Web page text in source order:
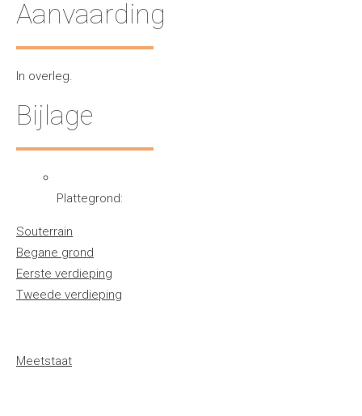
Aanvaarding
In overleg.
Bijlage
Plattegrond:
Souterrain
Begane grond
Eerste verdieping
Tweede verdieping
Meetstaat